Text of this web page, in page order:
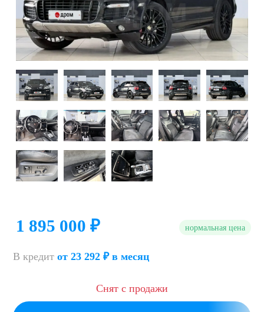
1 895 000 ₽ нормальная цена
В кредит от 23 292 ₽ в месяц
Снят с продажи